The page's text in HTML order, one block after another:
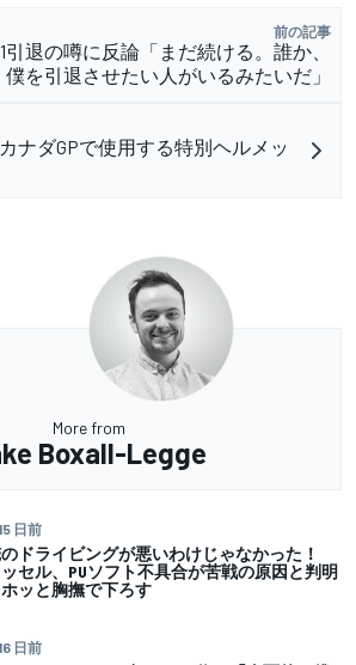
前の記事
引退の噂に反論「まだ続ける。誰か、
僕を引退させたい人がいるみたいだ」
ナダGPで使用する特別ヘルメッ
More from
Boxall-Legge
日前
ドライビングが悪いわけじゃなかった！
セル、PUソフト不具合が苦戦の原因と判明
ホッと胸撫で下ろす
日前